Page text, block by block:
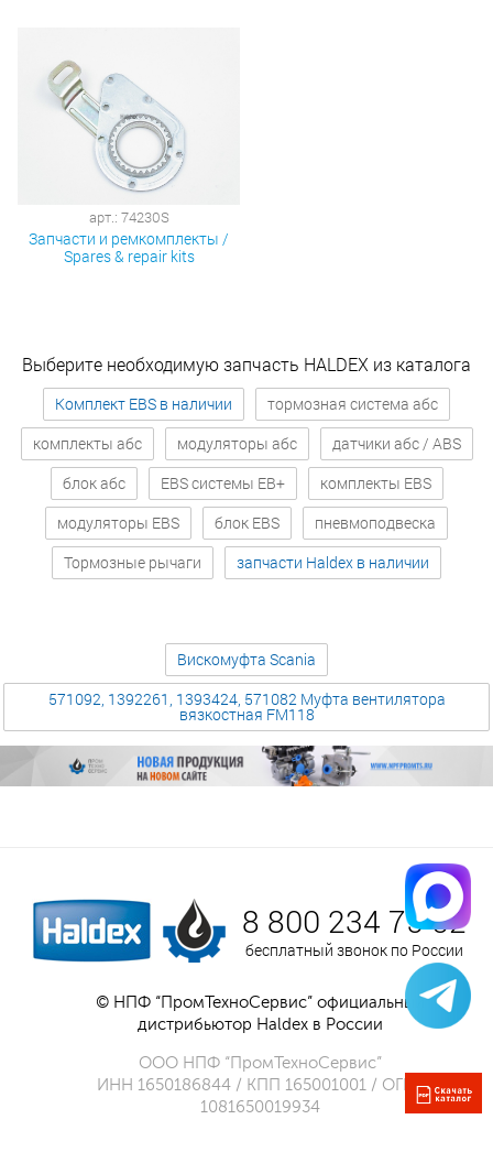
арт.: 74230S
Запчасти и ремкомплекты /
Spares & repair kits
Выберите необходимую запчасть HALDEX из каталога
Комплект EBS в наличии
тормозная система абс
комплекты абс
модуляторы абс
датчики абс / ABS
блок абс
EBS системы EB+
комплекты EBS
модуляторы EBS
блок EBS
пневмоподвеска
Тормозные рычаги
запчасти Haldex в наличии
Вискомуфта Scania
571092, 1392261, 1393424, 571082 Муфта вентилятора
вязкостная FM118
8 800 234 75 52
бесплатный звонок по России
© НПФ “ПромТехноСервис” официальный
дистрибьютор Haldex в России
ООО НПФ “ПромТехноСервис”
ИНН 1650186844 / КПП 165001001 / ОГРН
1081650019934